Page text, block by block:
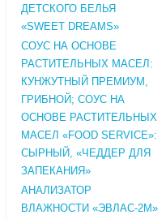
ДЕТСКОГО БЕЛЬЯ
«SWEET DREAMS»
СОУС НА ОСНОВЕ
РАСТИТЕЛЬНЫХ МАСЕЛ:
КУНЖУТНЫЙ ПРЕМИУМ,
ГРИБНОЙ; СОУС НА
ОСНОВЕ РАСТИТЕЛЬНЫХ
МАСЕЛ «FOOD SERVICE»:
СЫРНЫЙ, «ЧЕДДЕР ДЛЯ
ЗАПЕКАНИЯ»
АНАЛИЗАТОР
ВЛАЖНОСТИ «ЭВЛАС-2М»